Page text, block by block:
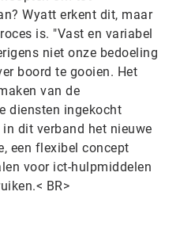
Wyatt erkent dit, maar
is. "Vast en variabel
niet onze bedoeling
boord te gooien. Het
van de
diensten ingekocht
dit verband het nieuwe
een flexibel concept
voor ict-hulpmiddelen
BR>